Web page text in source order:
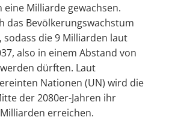
eine Milliarde gewachsen.
das Bevölkerungswachstum
sodass die 9 Milliarden laut
also in einem Abstand von
dürften. Laut
Nationen (UN) wird die
der 2080er-Jahren ihr
erreichen.